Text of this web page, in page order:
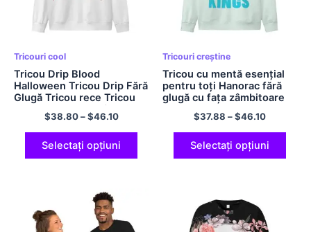
Tricouri cool
Tricou Drip Blood
Halloween Tricou Drip Fără
Glugă Tricou rece Tricou
din poliester cu mâneci
lungi pentru bărbați și
femei
$38.80–$46.10
Selectați opțiuni
Tricouri creștine
Tricou cu mentă esențial
pentru toți Hanorac fără
glugă cu fața zâmbitoare
drăguță Hanorac unisex
mărime UE Tricou
supradimensionat din
poliester confortabil Isus
Cămașă JESUS ​​THE KINGS
$37.88 –$46.10
Selectați opțiuni